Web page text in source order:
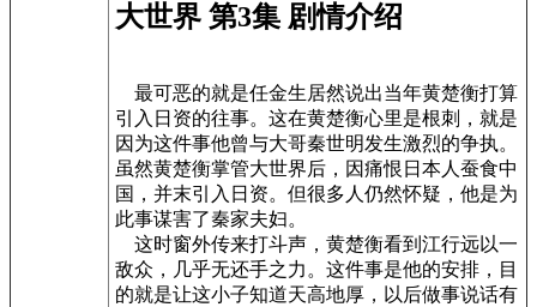
大世界 第3集 剧情介绍
最可恶的就是任金生居然说出当年黄楚衡打算
引入日资的往事。这在黄楚衡心里是根刺，就是
因为这件事他曾与大哥秦世明发生激烈的争执。
虽然黄楚衡掌管大世界后，因痛恨日本人蚕食中
国，并末引入日资。但很多人仍然怀疑，他是为
此事谋害了秦家夫妇。
这时窗外传来打斗声，黄楚衡看到江行远以一
敌众，几乎无还手之力。这件事是他的安排，目
的就是让这小子知道天高地厚，以后做事说话有